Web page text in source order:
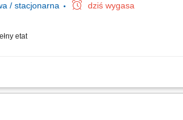
/ stacjonarna dziś wygasa
etat
biznesu i strategią organizacji. Wspieranie